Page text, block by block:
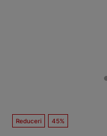
Reduceri 45%